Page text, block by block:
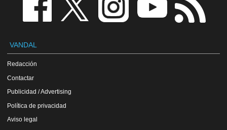
VANDAL
Redacción
Contactar
Publicidad / Advertising
Política de privacidad
Aviso legal